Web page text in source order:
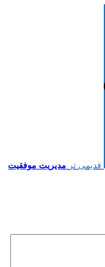
قدیمی تر مدیریت موفقیت